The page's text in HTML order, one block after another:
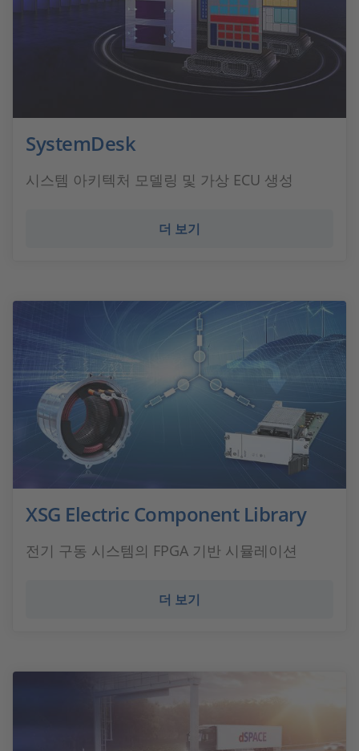
SystemDesk
시스템 아키텍처 모델링 및 가상 ECU 생성
더 보기
XSG Electric Component Library
전기 구동 시스템의 FPGA 기반 시뮬레이션
더 보기